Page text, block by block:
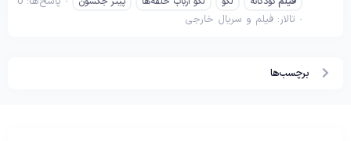
تالار: فیلم و سریال خارجی
برچسب‌ها